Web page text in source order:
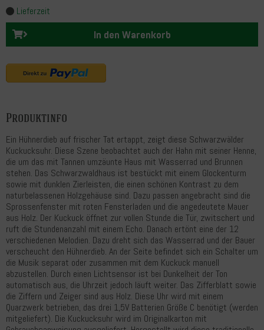
Lieferzeit
In den Warenkorb
Produktinfo
Ein Hühnerdieb auf frischer Tat ertappt, zeigt diese Schwarzwälder
Kuckucksuhr. Diese Szene beobachtet auch der Hahn mit seiner Henne,
die um das mit Tannen umzäunte Haus mit Wasserrad und Brunnen
stehen. Das Schwarzwaldhaus ist bestückt mit einem Glockenturm
sowie mit dunklen Zierleisten, die einen schönen Kontrast zu dem
naturbelassenen Holzgehäuse sind. Dazu passen angebracht sind die
Sprossenfenster mit roten Fensterladen und die angedeutete Mauer
aus Holz. Der Kuckuck öffnet zur vollen Stunde die Tür, zwitschert und
ruft die Stundenanzahl mit einem Echo. Danach ertönt eine der 12
verschiedenen Melodien. Dazu dreht sich das Wasserrad und der Bauer
verscheucht den Hühnerdieb. An der Seite befindet sich ein Schalter um
die Musik separat oder zusammen mit dem Kuckuck manuell
abzustellen. Durch einen Lichtsensor ist bei Dunkelheit der Ton
automatisch aus, die Uhrzeit jedoch läuft weiter. Das Zifferblatt sowie
die Ziffern und Zeiger sind aus Holz. Diese Uhr wird mit einem
Quarzwerk betrieben, das drei 1,5V Batterien Größe C benötigt (werden
mitgeliefert). Die Kuckucksuhr wird im Originalkarton mit